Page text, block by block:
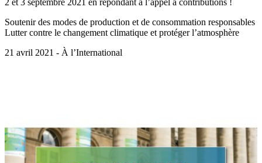
Soutenir des modes de production et de consommation responsables
Lutter contre le changement climatique et protéger l’atmosphère
21 avril 2021 - À l’International